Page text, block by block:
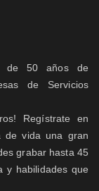
de 50 años de
de Servicios
Regístrate en
de vida una gran
grabar hasta 45
y habilidades que